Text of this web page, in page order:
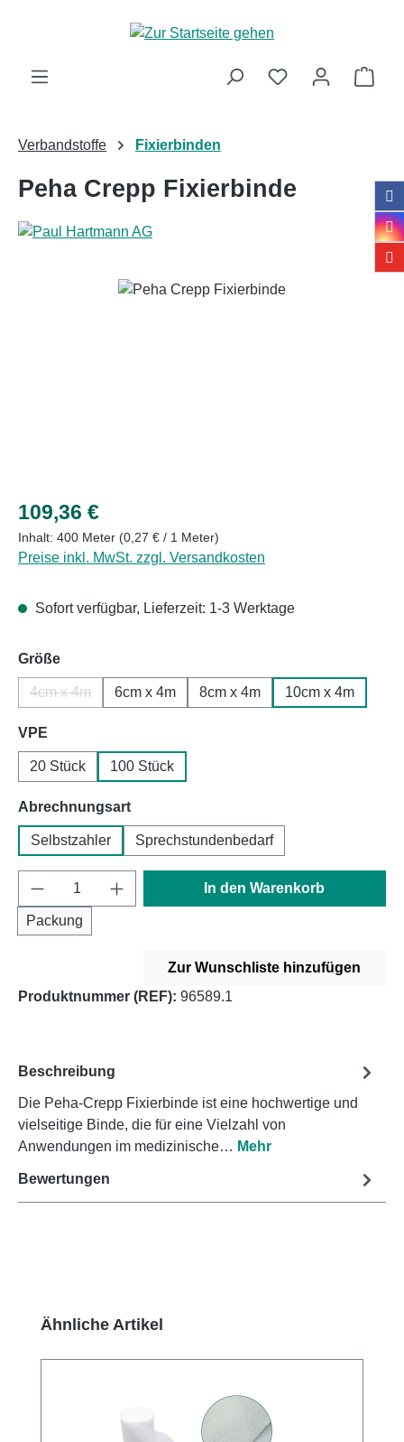
Zum Hauptinhalt springen
Verbandstoffe Fixierbinden
Peha Crepp Fixierbinde
Bildergalerie überspringen
Regulärer Preis:
109,36 €
Inhalt: 400 Meter (0,27 € / 1 Meter)
Preise inkl. MwSt. zzgl. Versandkosten
Sofort verfügbar, Lieferzeit: 1-3 Werktage
Größeauswählen
4cm x 4m
(Diese Option ist zurzeit nicht verfügbar.)
6cm x 4m 8cm x 4m 10cm x 4m
VPE
20 Stück 100 Stück
Abrechnungsartauswählen
Selbstzahler Sprechstundenbedarf
Produkt Anzahl: Gib den gewünschten
Packung
In den Warenkorb
Zur Wunschliste hinzufügen
Produktnummer (REF): 96589.1
Beschreibung
Die Peha-Crepp Fixierbinde ist eine hochwertige und
vielseitige Binde, die für eine Vielzahl von
Anwendungen im medizinische… Mehr
Bewertungen
Produktgalerie überspringen
Ähnliche Artikel